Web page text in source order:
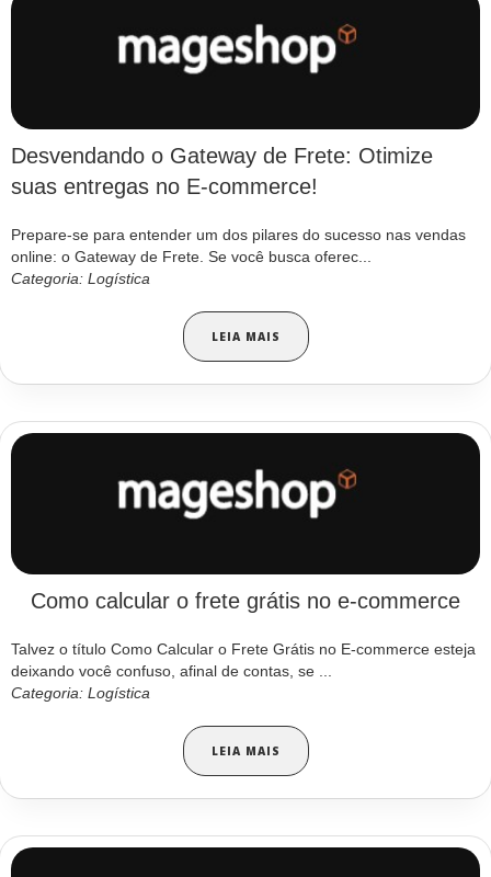
Desvendando o Gateway de Frete: Otimize
suas entregas no E-commerce!
Prepare-se para entender um dos pilares do sucesso nas vendas
online: o Gateway de Frete. Se você busca oferec...
Categoria: Logística
LEIA MAIS
Como calcular o frete grátis no e-commerce
Talvez o título Como Calcular o Frete Grátis no E-commerce esteja
deixando você confuso, afinal de contas, se ...
Categoria: Logística
LEIA MAIS